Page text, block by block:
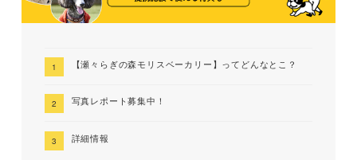
【瀬々らぎの森モリスベーカリー】ってどんなとこ？
写真レポート募集中！
詳細情報